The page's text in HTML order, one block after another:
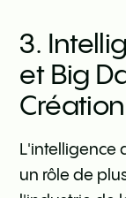
3.
et Big
L'intelligence
un rôle de